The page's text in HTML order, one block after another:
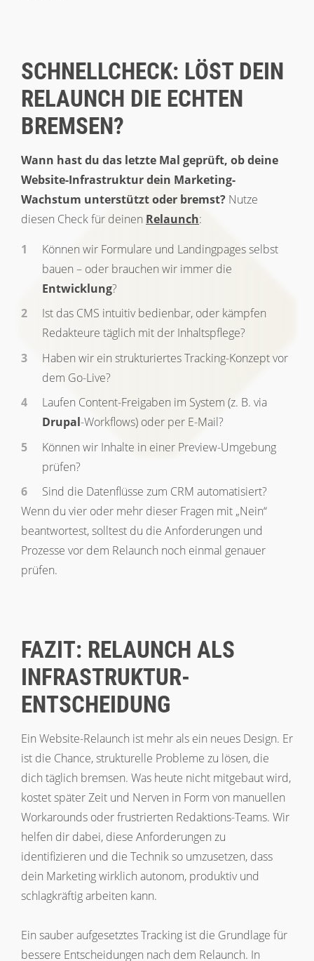
SCHNELLCHECK: LÖST DEIN
RELAUNCH DIE ECHTEN
BREMSEN?
Wann hast du das letzte Mal geprüft, ob deine
Website-Infrastruktur dein Marketing-
Wachstum unterstützt oder bremst? Nutze
diesen Check für deinen Relaunch:
Können wir Formulare und Landingpages selbst
bauen – oder brauchen wir immer die
Entwicklung?
Ist das CMS intuitiv bedienbar, oder kämpfen
Redakteure täglich mit der Inhaltspflege?
Haben wir ein strukturiertes Tracking-Konzept vor
dem Go-Live?
Laufen Content-Freigaben im System (z. B. via
Drupal-Workflows) oder per E-Mail?
Können wir Inhalte in einer Preview-Umgebung
prüfen?
Sind die Datenflüsse zum CRM automatisiert?
Wenn du vier oder mehr dieser Fragen mit „Nein“
beantwortest, solltest du die Anforderungen und
Prozesse vor dem Relaunch noch einmal genauer
prüfen.
FAZIT: RELAUNCH ALS
INFRASTRUKTUR-
ENTSCHEIDUNG
Ein Website-Relaunch ist mehr als ein neues Design. Er
ist die Chance, strukturelle Probleme zu lösen, die
dich täglich bremsen. Was heute nicht mitgebaut wird,
kostet später Zeit und Nerven in Form von manuellen
Workarounds oder frustrierten Redaktions-Teams. Wir
helfen dir dabei, diese Anforderungen zu
identifizieren und die Technik so umzusetzen, dass
dein Marketing wirklich autonom, produktiv und
schlagkräftig arbeiten kann.
Ein sauber aufgesetztes Tracking ist die Grundlage für
bessere Entscheidungen nach dem Relaunch. In